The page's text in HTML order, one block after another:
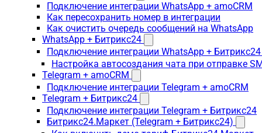
Подключение интеграции WhatsApp + amoCRM
Как пересохранить номер в интеграции
Как очистить очередь сообщений на WhatsApp
WhatsApp + Битрикс24
Подключение интеграции WhatsApp + Битрикс24
Настройка автосоздания чата при отправке
Telegram + amoCRM
Подключение интеграции Telegram + amoCRM
Telegram + Битрикс24
Подключение интеграции Telegram + Битрикс24
Битрикс24.Маркет (Telegram + Битрикс24)